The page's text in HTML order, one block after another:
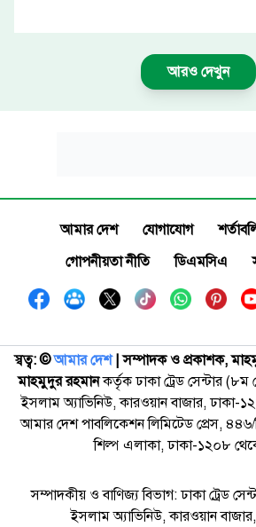
আরও দেখুন
আমার দেশ যোগাযোগ
গোপনীয়তা নীতি
ডিএমসিএ
স্বত্ব: ©️আমার দেশ| সম্পাদক ও প্রকাশক,
মাহমুদুর রহমানকর্তৃক ঢাকা ট্রেড সেন্টার
ইসলাম অ্যাভিনিউ, কারওয়ান বাজার, ঢাকা-
আমার দেশ পাবলিকেশন লিমিটেড প্রেস,
শিল্প এলাকা, ঢাকা-১২০৮
সম্পাদকীয় ও বাণিজ্য বিভাগ: ঢাকা ট্রেড
ইসলাম অ্যাভিনিউ, কারওয়ান